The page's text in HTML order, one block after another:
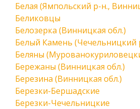
Белая (Ямпольский р-н.,
Беликовцы
Белозерка (Винницкая обл.)
Белый Камень (Чечельницкий
Беляны
Бережаны (Винницкая обл.)
Березина (Винницкая обл.)
Березки-Бершадские
Березки-Чечельницкие